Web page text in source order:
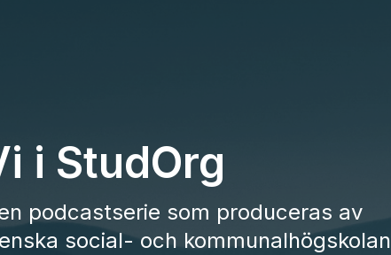
i StudOrg
podcastserie som produceras av
social- och kommunalhögskolan